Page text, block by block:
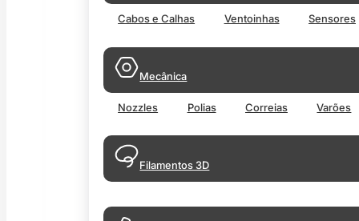
Cabos e Calhas Ventoinhas Sensores
Mecânica
Nozzles Polias Correias Varões
Filamentos 3D